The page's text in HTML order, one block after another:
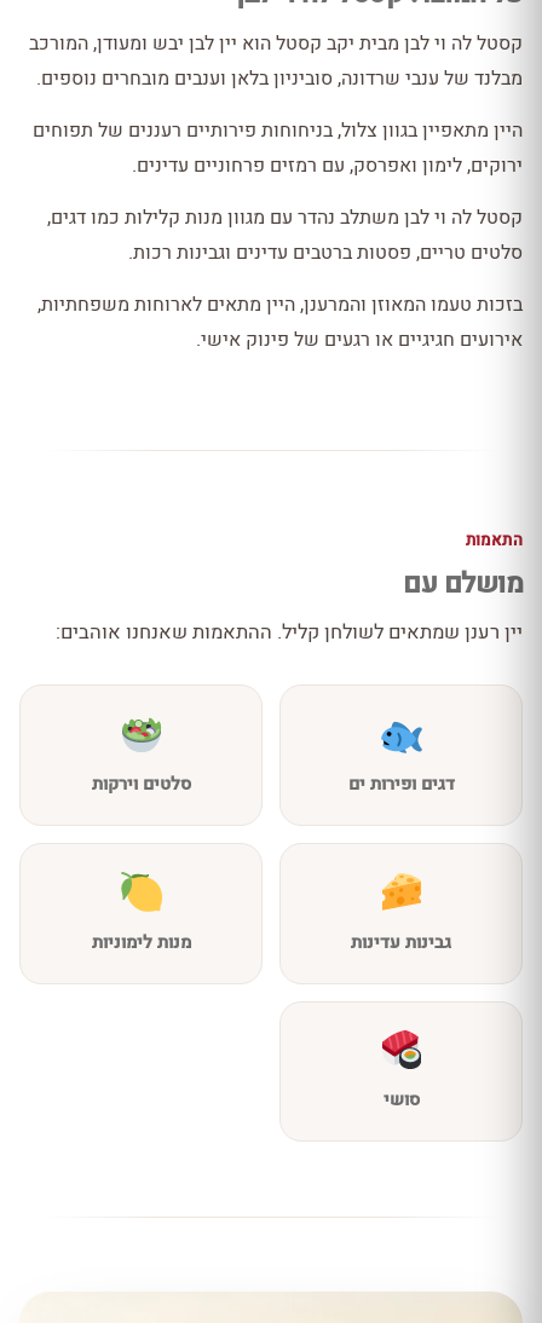
קסטל לה וי לבן מבית יקב קסטל הוא יין לבן יבש ומעודן, המורכב
מבלנד של ענבי שרדונה, סוביניון בלאן וענבים מובחרים נוספים.
היין מתאפיין בגוון צלול, בניחוחות פירותיים רעננים של תפוחים
ירוקים, לימון ואפרסק, עם רמזים פרחוניים עדינים.
קסטל לה וי לבן משתלב נהדר עם מגוון מנות קלילות כמו דגים,
סלטים טריים, פסטות ברטבים עדינים וגבינות רכות.
בזכות טעמו המאוזן והמרענן, היין מתאים לארוחות משפחתיות,
אירועים חגיגיים או רגעים של פינוק אישי.
התאמות
מושלם עם
יין רענן שמתאים לשולחן קליל. ההתאמות שאנחנו אוהבים:
דגים ופירות ים סלטים וירקות
גבינות עדינות מנות לימוניות
סושי